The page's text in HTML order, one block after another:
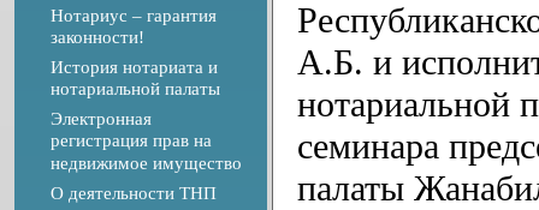
Нотариус – гарантия
законности!
История нотариата и
нотариальной палаты
Электронная
регистрация прав на
недвижимое имущество
О деятельности ТНП
А.Б. и
нотариальной
семинара
палаты